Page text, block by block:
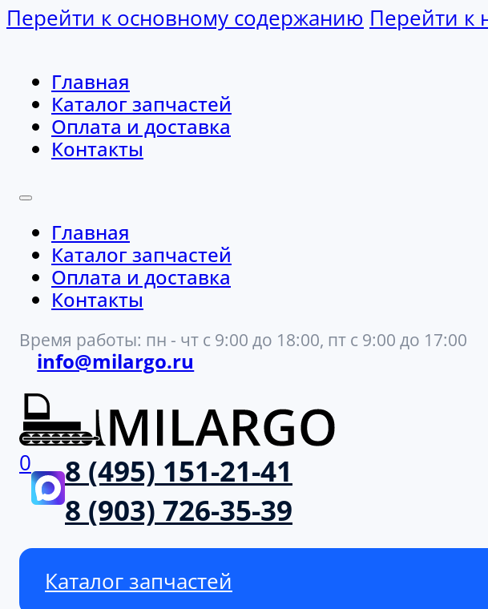
Перейти к основному содержанию Перейти к
Главная
Каталог запчастей
Оплата и доставка
Контакты
Главная
Каталог запчастей
Оплата и доставка
Контакты
Время работы: пн - чт с 9:00 до 18:00, пт с 9:00 до 17:00
info@milargo.ru
0
8 (495) 151-21-41
8 (903) 726-35-39
Каталог запчастей